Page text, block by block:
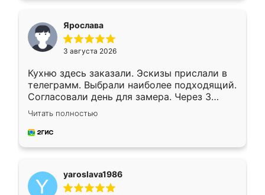
Ярослава
3 августа 2026
Кухню здесь заказали. Эскизы прислали в
телеграмм. Выбрали наиболее подходящий.
Согласовали день для замера. Через 3
недели кухня была уже готова. Остались
довольны работой. Спасибо Ренессанс
мебель за качественную работу!
Читать полностью
yaroslava1986